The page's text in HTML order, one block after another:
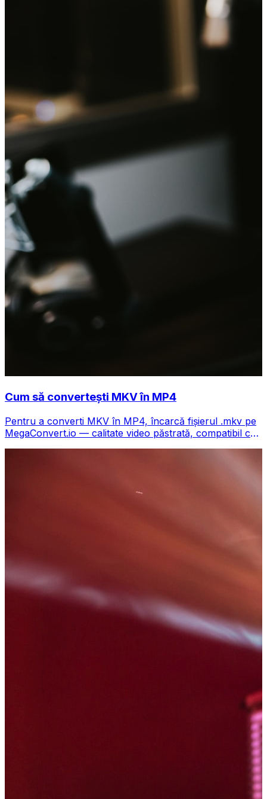
Cum să convertești MKV în MP4
Pentru a converti MKV în MP4, încarcă fișierul .mkv pe
MegaConvert.io — calitate video păstrată, compatibil cu